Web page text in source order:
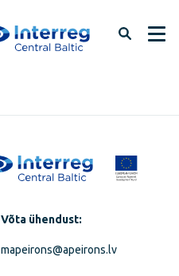
Võta ühendust:
mapeirons@apeirons.lv